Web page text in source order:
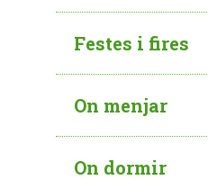
Festes i fires
On menjar
On dormir